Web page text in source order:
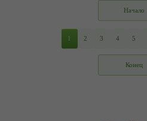
Начало
1 2 3 4 5
Конец